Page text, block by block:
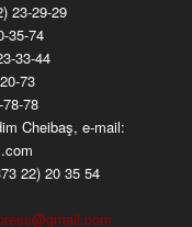
23-29-29
35-74
33-44
73
78
Cheibaş, e-mail:
22) 20 35 54